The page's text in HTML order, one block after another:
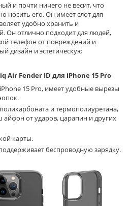
и почти ничего не весит, что
носить его. Он имеет слот для
удобно хранить и
Он отлично подходит для людей,
телефон от повреждений и
дизайн и эстетическую
Air Fender ID для iPhone 15 Pro
15 Pro, имеет удобные вырезы
и термополиуретана,
от ударов, царапин и других
карты.
беспроводную зарядку.